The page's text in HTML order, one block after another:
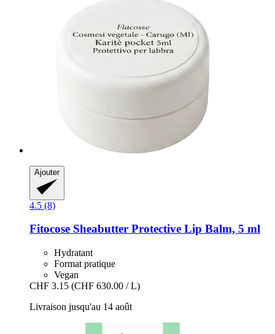
Ajouter
4.5 (8)
Fitocose Sheabutter Protective Lip Balm, 5 ml
Hydratant
Format pratique
Vegan
CHF 3.15 (CHF 630.00 / L)
Livraison jusqu'au 14 août